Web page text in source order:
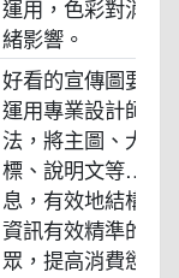
運用，色彩對消費
緒影響。
好看的宣傳圖要這
運用專業設計師的
法，將主圖、大標
標、說明文等…多
息，有效地結構布
資訊有效精準的傳
眾，提高消費慾望